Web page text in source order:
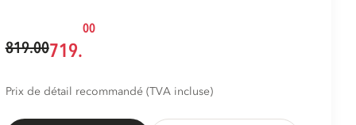
819.00719.
00
Prix de détail recommandé (TVA incluse)